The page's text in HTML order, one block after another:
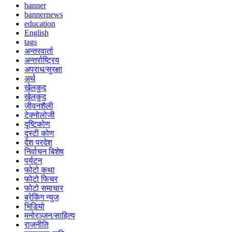
banner
bannernews
education
English
tags
अन्तरवार्ता
अन्तर्राष्ट्रिय
अपराध/सुरक्षा
अर्थ
खेलकुद
खेलकुद
जीवनशैली
टेक्नोलोजी
दृष्टिकोण
दृस्टी कोण
देश परदेश
निर्वाचन बिशेष
पर्यटन
फोटो कथा
फोटो फिचर
फोटो समाचार
ब्रेकिंग न्युज
भिडियो
मनोरञ्जन/साहित्य
राजनीति